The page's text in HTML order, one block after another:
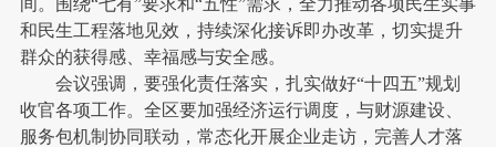
和民生工程落地见效，持续深化接诉即办改革，切实提升
群众的获得感、幸福感与安全感。
会议强调，要强化责任落实，扎实做好“十四五”规划
收官各项工作。全区要加强经济运行调度，与财源建设、
服务包机制协同联动，常态化开展企业走访，完善人才落